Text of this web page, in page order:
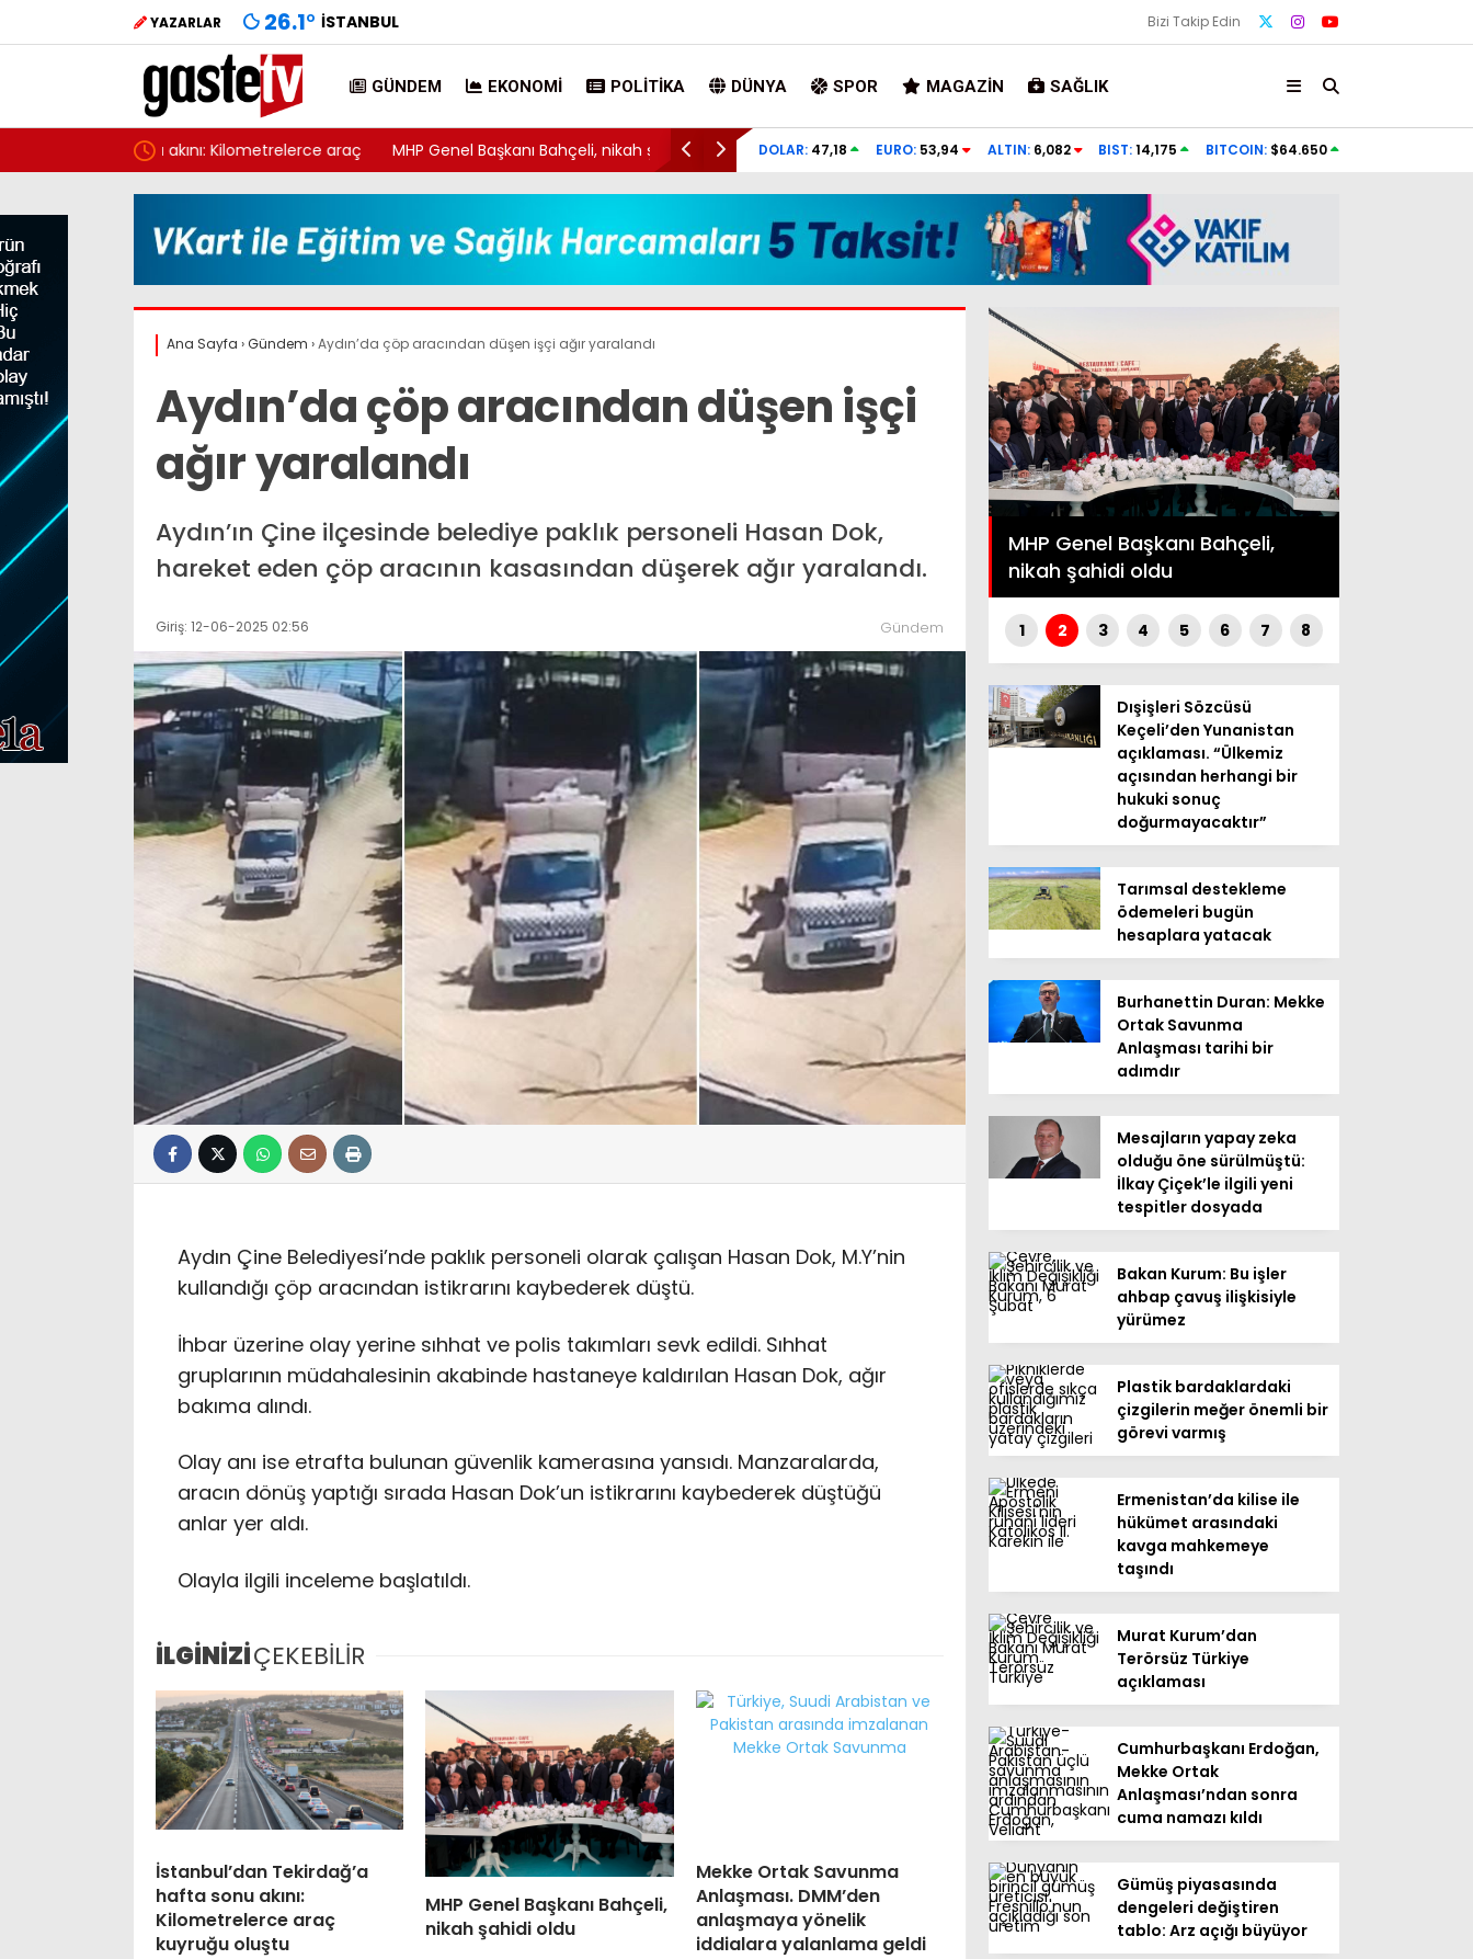
YAZARLAR 26.1° İSTANBUL Bizi Takip Edin
GÜNDEM EKONOMI POLITIKA DÜNYA SPOR MAGAZIN SAĞLIK
araç MHP Genel Başkanı Bahçeli, nikah şahidi oldu
Altın umuduyla kazdılar, dünyanın en nadir hazinelerinden birini
buldular
Çimleri kartonla kapladı: Hem su
DOLAR: 47,18 EURO: 53,94 ALTIN: 6,082 BIST:14,175 BITCOIN: $64.650
Ana Sayfa ›Gündem ›Aydın’da çöp aracından düşen işçi ağır yaralandı
Aydın’da çöp aracından düşen işçi
ağır yaralandı
Aydın’ın Çine ilçesinde belediye paklık personeli Hasan Dok,
hareket eden çöp aracının kasasından düşerek ağır yaralandı.
Giriş: 12-06-2025 02:56 Gündem
Aydın Çine Belediyesi’nde paklık personeli olarak çalışan Hasan Dok, M.Y’nin
kullandığı çöp aracından istikrarını kaybederek düştü.
İhbar üzerine olay yerine sıhhat ve polis takımları sevk edildi. Sıhhat
gruplarının müdahalesinin akabinde hastaneye kaldırılan Hasan Dok, ağır
bakıma alındı.
Olay anı ise etrafta bulunan güvenlik kamerasına yansıdı. Manzaralarda,
aracın dönüş yaptığı sırada Hasan Dok’un istikrarını kaybederek düştüğü
anlar yer aldı.
Olayla ilgili inceleme başlatıldı.
İLGİNİZİÇEKEBİLİR
İstanbul’dan Tekirdağ’a
hafta sonu akını:
Kilometrelerce araç
kuyruğu oluştu
MHP Genel Başkanı Bahçeli,
nikah şahidi oldu
Mekke Ortak Savunma
Anlaşması. DMM’den
anlaşmaya yönelik
iddialara yalanlama geldi
Menderes Belediye
İlkay Çiçek tutuklandı
DMM’den “Mekke Ortak
Savunma Anlaşması”
iddialarına yalanlama
İstanbul’dan Tekirdağ’a hafta
sonu akını: Kilometrelerce araç
kuyruğu oluştu
MHP Genel Başkanı Bahçeli,
nikah şahidi oldu
1 2 3 4 5 6 7 8
Dışişleri Sözcüsü
Keçeli’den Yunanistan
açıklaması. “Ülkemiz
açısından herhangi bir
hukuki sonuç
doğurmayacaktır”
Tarımsal destekleme
ödemeleri bugün
hesaplara yatacak
Burhanettin Duran: Mekke
Ortak Savunma
Anlaşması tarihi bir
adımdır
Mesajların yapay zeka
olduğu öne sürülmüştü:
İlkay Çiçek’le ilgili yeni
tespitler dosyada
Bakan Kurum: Bu işler
ahbap çavuş ilişkisiyle
yürümez
Plastik bardaklardaki
çizgilerin meğer önemli bir
görevi varmış
Ermenistan’da kilise ile
hükümet arasındaki
kavga mahkemeye
taşındı
Murat Kurum’dan
Terörsüz Türkiye
açıklaması
Cumhurbaşkanı Erdoğan,
Mekke Ortak
Anlaşması’ndan sonra
cuma namazı kıldı
Gümüş piyasasında
dengeleri değiştiren
tablo: Arz açığı büyüyor